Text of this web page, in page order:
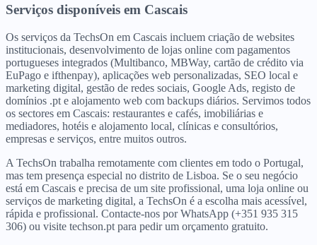
Serviços disponíveis em Cascais
Os serviços da TechsOn em Cascais incluem criação de websites
institucionais, desenvolvimento de lojas online com pagamentos
portugueses integrados (Multibanco, MBWay, cartão de crédito via
EuPago e ifthenpay), aplicações web personalizadas, SEO local e
marketing digital, gestão de redes sociais, Google Ads, registo de
domínios .pt e alojamento web com backups diários. Servimos todos
os sectores em Cascais: restaurantes e cafés, imobiliárias e
mediadores, hotéis e alojamento local, clínicas e consultórios,
empresas e serviços, entre muitos outros.
A TechsOn trabalha remotamente com clientes em todo o Portugal,
mas tem presença especial no distrito de Lisboa. Se o seu negócio
está em Cascais e precisa de um site profissional, uma loja online ou
serviços de marketing digital, a TechsOn é a escolha mais acessível,
rápida e profissional. Contacte-nos por WhatsApp (+351 935 315
306) ou visite techson.pt para pedir um orçamento gratuito.